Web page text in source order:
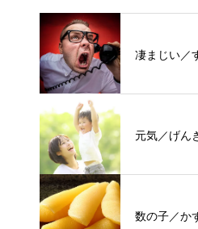
凄まじい／
元気／げん
数の子／か